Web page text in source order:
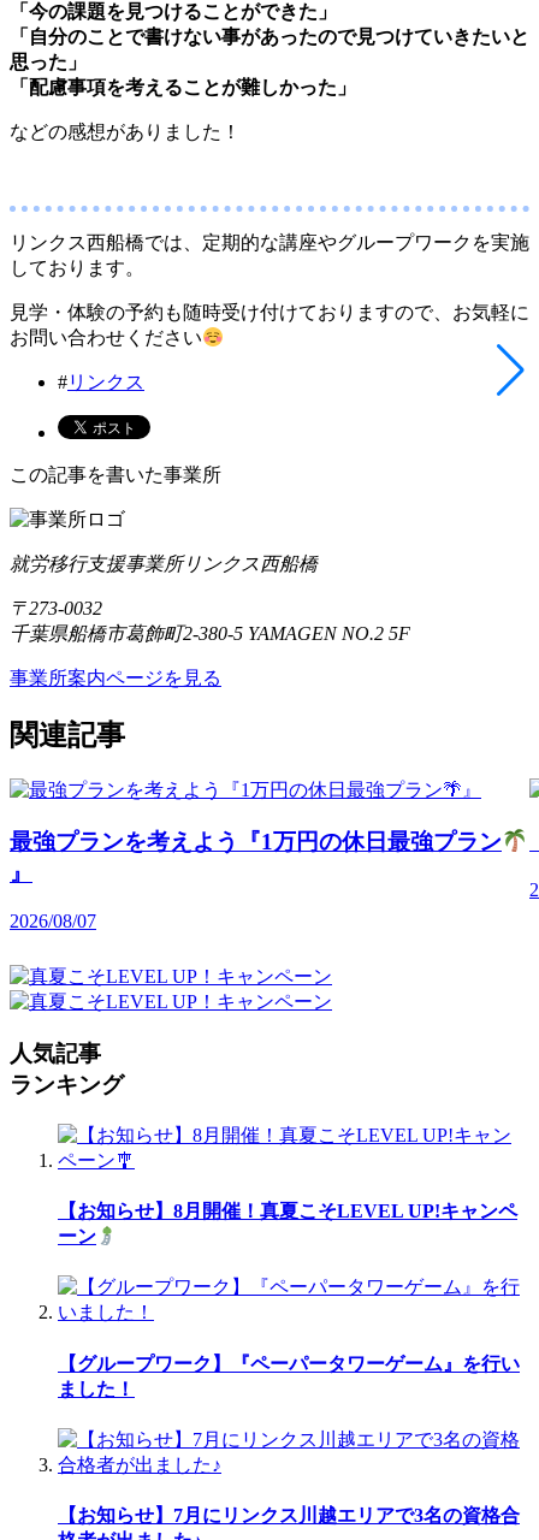
「今の課題を見つけることができた」
「自分のことで書けない事があったので見つけていきたいと
思った」
「配慮事項を考えることが難しかった」
などの感想がありました！
リンクス西船橋では、定期的な講座やグループワークを実施
しております。
見学・体験の予約も随時受け付けておりますので、お気軽に
お問い合わせください
#リンクス
この記事を書いた事業所
就労移行支援事業所リンクス西船橋
〒273-0032
千葉県船橋市葛飾町2-380-5 YAMAGEN NO.2 5F
事業所案内ページを見る
関連記事
最強プランを考えよう『1万円の休日最強プラン
』
2026/08/07
人気記事
ランキング
【お知らせ】8月開催！真夏こそLEVEL UP!キャンペ
ーン
【グループワーク】『ペーパータワーゲーム』を行い
ました！
【お知らせ】7月にリンクス川越エリアで3名の資格合